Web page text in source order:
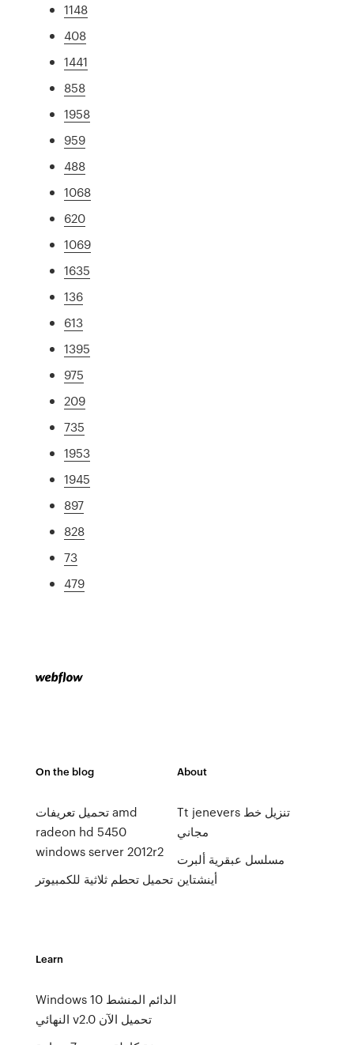
1148
408
1441
858
1958
959
488
1068
620
1069
1635
136
613
1395
975
209
735
1953
1945
897
828
73
479
On the blog
تحميل تعريفات amd
radeon hd 5450
windows server 2012r2
تحميل تحطم ثلاثية للكمبيوتر
About
Tt jenevers تنزيل خط
مجاني
مسلسل عبقرية ألبرت
أينشتاين
Learn
Windows 10 الدائم المنشط
النهائي v2.0 تحميل الآن